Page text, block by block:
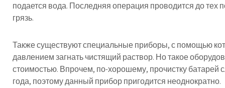
подается вода. Последняя операция проводится до тех
грязь.
Также существуют специальные приборы, с помощью
давлением загнать чистящий раствор. Но такое
стоимостью. Впрочем, по-хорошему, прочистку батарей
года, поэтому данный прибор пригодится неоднократно.